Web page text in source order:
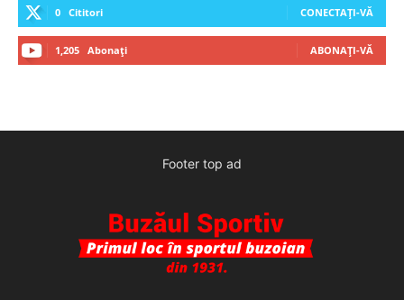
0 Cititori CONECTAȚI-VĂ
1,205 Abonați ABONAȚI-VĂ
Footer top ad